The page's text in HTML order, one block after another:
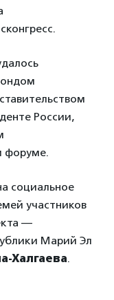
России,
форуме.
социальное
участников
—
Марий Эл
Халгаева.